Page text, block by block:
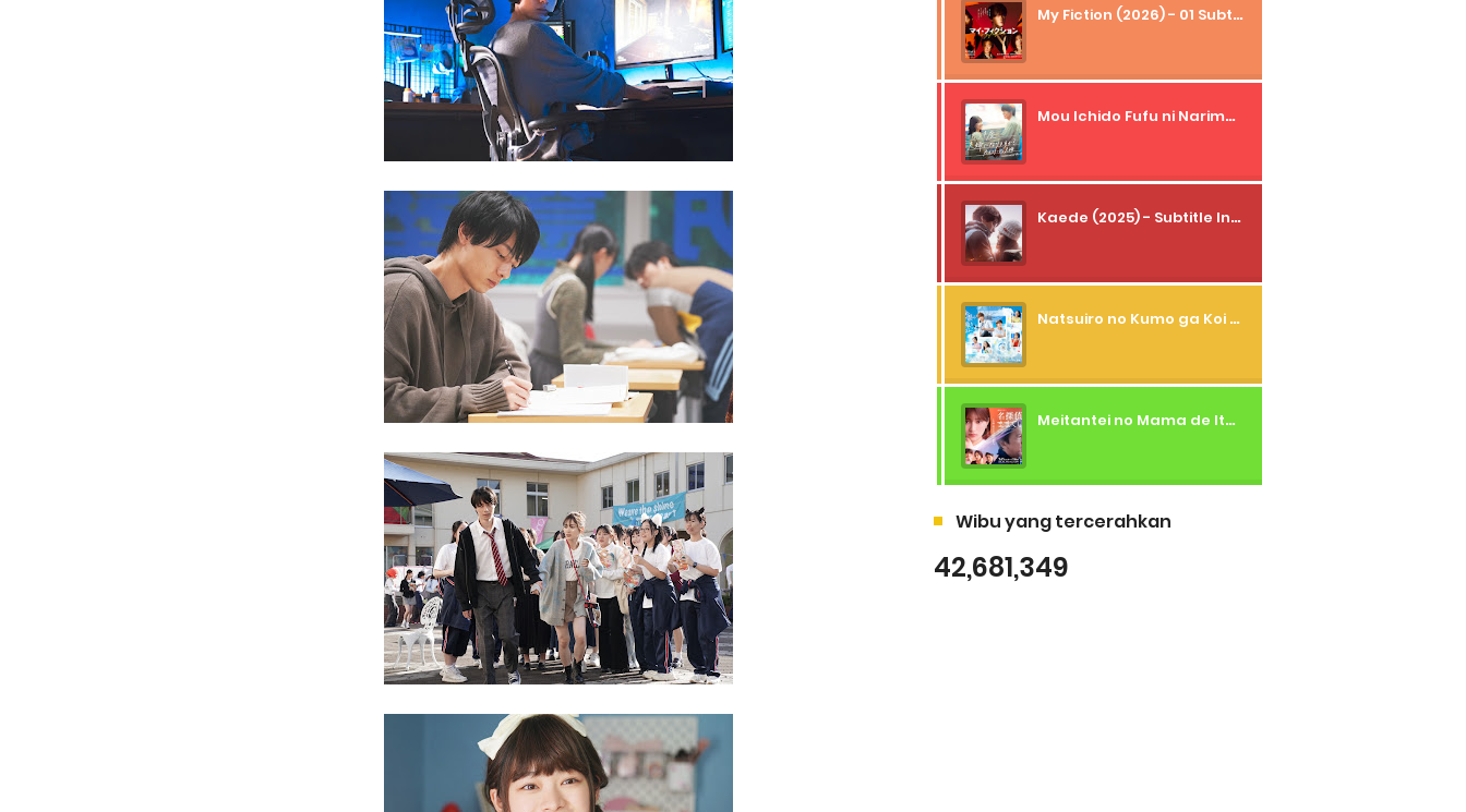
My Fiction (2026) - 01 Subtitle Indonesia
Mou Ichido Fufu ni Narimasu ka? (2026) - 01 Subtitle Indonesia
Kaede (2025) - Subtitle Indonesia
Natsuiro no Kumo ga Koi to Arashi wo Makiokosu (2026) - 01 Subtitle Indonesia
Meitantei no Mama de Ite (2026) - 01 Subtitle Indonesia
Wibu yang tercerahkan
42,681,349